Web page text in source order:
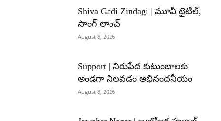
Shiva Gadi Zindagi | మూవీ టైటిల్,
సాంగ్ లాంచ్
August 8, 2026
Support | నిరుపేద కుటుంబాలకు
అండగా నిలవడం అభినందనీయం
August 8, 2026